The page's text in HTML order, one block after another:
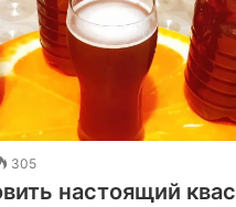
305
настоящий квас